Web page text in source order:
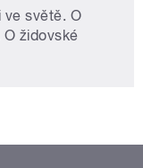
ve světě. O
židovské